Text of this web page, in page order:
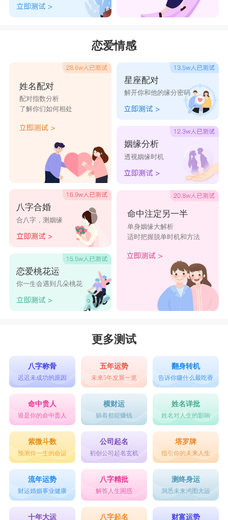
恋爱情感
姓名配对
配对指数分析
了解你们如何相处
八字合婚
合八字，测姻缘
恋爱桃花运
你一生会遇到几朵桃花
星座配对
解开你和他的缘分密码
姻缘分析
透视姻缘时机
命中注定另一半
单身姻缘大解析
适时把握脱单时机和方法
更多测试
八字称骨
迟迟未成功的原因
五年运势
未来5年发展一览
翻身转机
告诉你赚什么最吃香
命中贵人
谁是你的命中贵人
横财运
躺着都能赚钱
姓名详批
姓名对人生的影响
紫微斗数
预测你一生的命运
公司起名
初创公司起名玄机
塔罗牌
指引你的未来人生
流年运势
财运婚姻事业健康
八字精批
解答人生困惑
测终身运
洞悉未来鸿图大运
十年大运 八字起名 财富运势